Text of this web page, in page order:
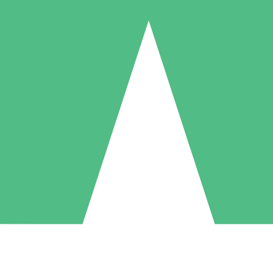
Individuele Creditpakketten
per gebruik met downloadtegoeden. Geen maandelijkse verplichting
5 Downloaden
US$